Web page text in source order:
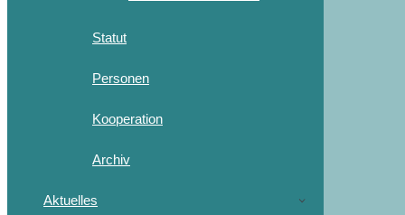
Statut
Personen
Kooperation
Archiv
Aktuelles